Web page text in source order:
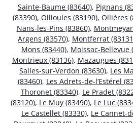
Sainte-Baume (83640), Pignans
(83390), Ollioules (83190), Ollières
Nans-les-Pins (83860),
Argens (83570), Montferrat
Mons (83440), Moissac-Bellevue
Montrieux (83136), Mazaugues
Salles-sur-Verdon (83630), Les
(83460), Les Adrets-de-l’Estérel
Thoronet (83340), Le Pradet
(83120), Le Muy (83490), Le Luc
Le Castellet (83330), Le Cannet-